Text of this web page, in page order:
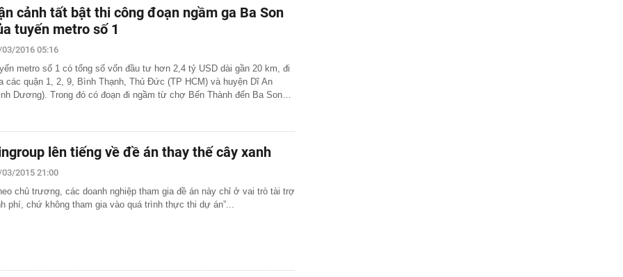
cảnh tất bật thi công đoạn ngầm ga Ba Son
tuyến metro số 1
2016 05:16
metro số 1 có tổng số vốn đầu tư hơn 2,4 tỷ USD dài gần 20 km, đi
các quận 1, 2, 9, Bình Thạnh, Thủ Đức (TP HCM) và huyện Dĩ An
Dương). Trong đó có đoạn đi ngầm từ chợ Bến Thành đến Ba Son…
lên tiếng về đề án thay thế cây xanh
2015 21:00
chủ trương, các doanh nghiệp tham gia đề án này chỉ ở vai trò tài trợ
phí, chứ không tham gia vào quá trình thực thi dự án”...